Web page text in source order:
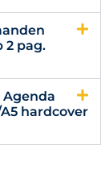
2 pag.
Agenda
A5 hardcover